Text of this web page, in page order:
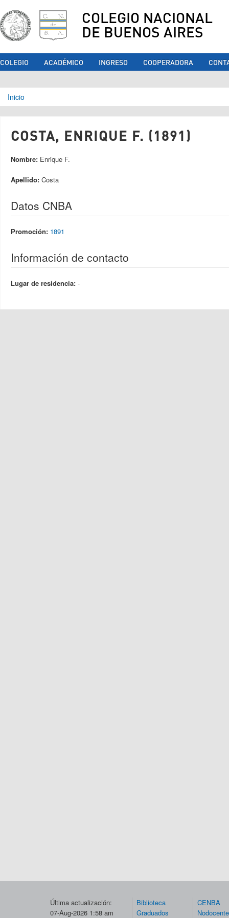
COLEGIO NACIONAL
DE BUENOS AIRES
COLEGIO ACADÉMICO INGRESO COOPERADORA
Se encuentra usted aquí
Inicio
COSTA, ENRIQUE F. (1891)
Nombre: Enrique F.
Apellido: Costa
Datos CNBA
Promoción: 1891
Información de contacto
Lugar de residencia: -
Última actualización:
07-Aug-2026 1:58 am
Biblioteca
Graduados
CENBA